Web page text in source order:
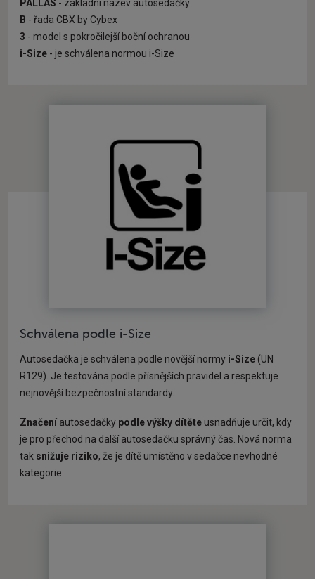
PALLAS - základní název autosedačky
B - řada CBX by Cybex
3 - model s pokročilejší boční ochranou
i-Size - je schválena normou i-Size
Schválena podle i-Size
Autosedačka je schválena podle novější normy i-Size (UN
R129). Je testována podle přísnějších pravidel a respektuje
nejnovější bezpečnostní standardy.
Značení autosedačky podle výšky dítěteusnadňuje určit, kdy
je pro přechod na další autosedačku správný čas. Nová norma
tak snižuje riziko, že je dítě umístěno v sedačce nevhodné
kategorie.